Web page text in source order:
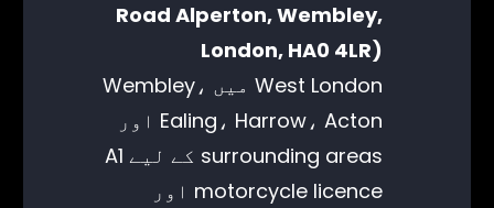
Road Alperton, Wembley,
London, HA0 4LR)
West London میں Wembley،
Ealing، Harrow، Acton اور
surrounding areas کے لیے A1
motorcycle licence اور